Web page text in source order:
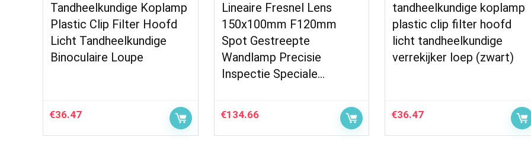
Tandheelkundige Koplamp
Plastic Clip Filter Hoofd
Licht Tandheelkundige
Binoculaire Loupe
€36.47
Lineaire Fresnel Lens
150x100mm F120mm
Spot Gestreepte
Wandlamp Precisie
Inspectie Speciale…
€134.66
tandheelkundige koplamp
plastic clip filter hoofd
licht tandheelkundige
verrekijker loep (zwart)
€36.47